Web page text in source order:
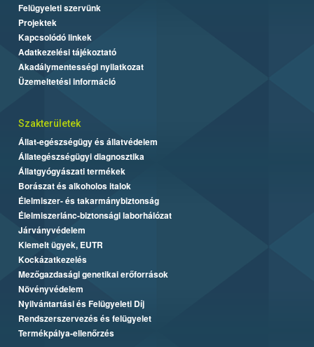
Felügyeleti szervünk
Projektek
Kapcsolódó linkek
Adatkezelési tájékoztató
Akadálymentességi nyilatkozat
Üzemeltetési információ
Szakterületek
Állat-egészségügy és állatvédelem
Állategészségügyi diagnosztika
Állatgyógyászati termékek
Borászat és alkoholos italok
Élelmiszer- és takarmánybiztonság
Élelmiszerlánc-biztonsági laborhálózat
Járványvédelem
Kiemelt ügyek, EUTR
Kockázatkezelés
Mezőgazdasági genetikai erőforrások
Növényvédelem
Nyilvántartási és Felügyeleti Díj
Rendszerszervezés és felügyelet
Termékpálya-ellenőrzés